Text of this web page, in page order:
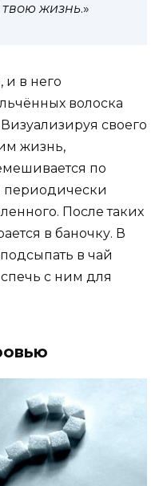
жизнь.»
и в него
волоска
своего
жизнь,
по
периодически
После таких
в баночку. В
в чай
с ним для